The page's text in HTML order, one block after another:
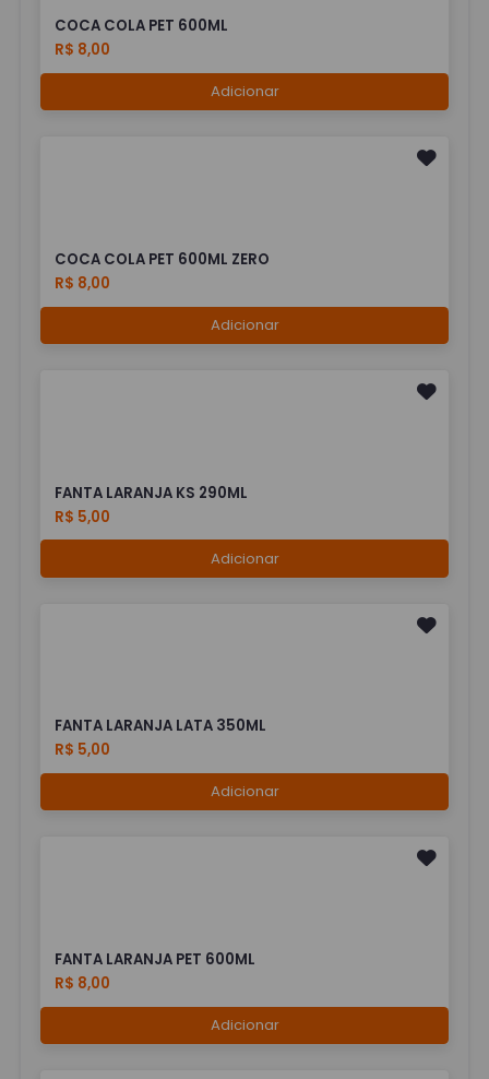
COCA COLA PET 600ML
R$ 8,00
Adicionar
COCA COLA PET 600ML ZERO
R$ 8,00
Adicionar
FANTA LARANJA KS 290ML
R$ 5,00
Adicionar
FANTA LARANJA LATA 350ML
R$ 5,00
Adicionar
FANTA LARANJA PET 600ML
R$ 8,00
Adicionar